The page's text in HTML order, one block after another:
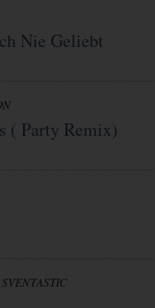
Nie Geliebt
( Party Remix)